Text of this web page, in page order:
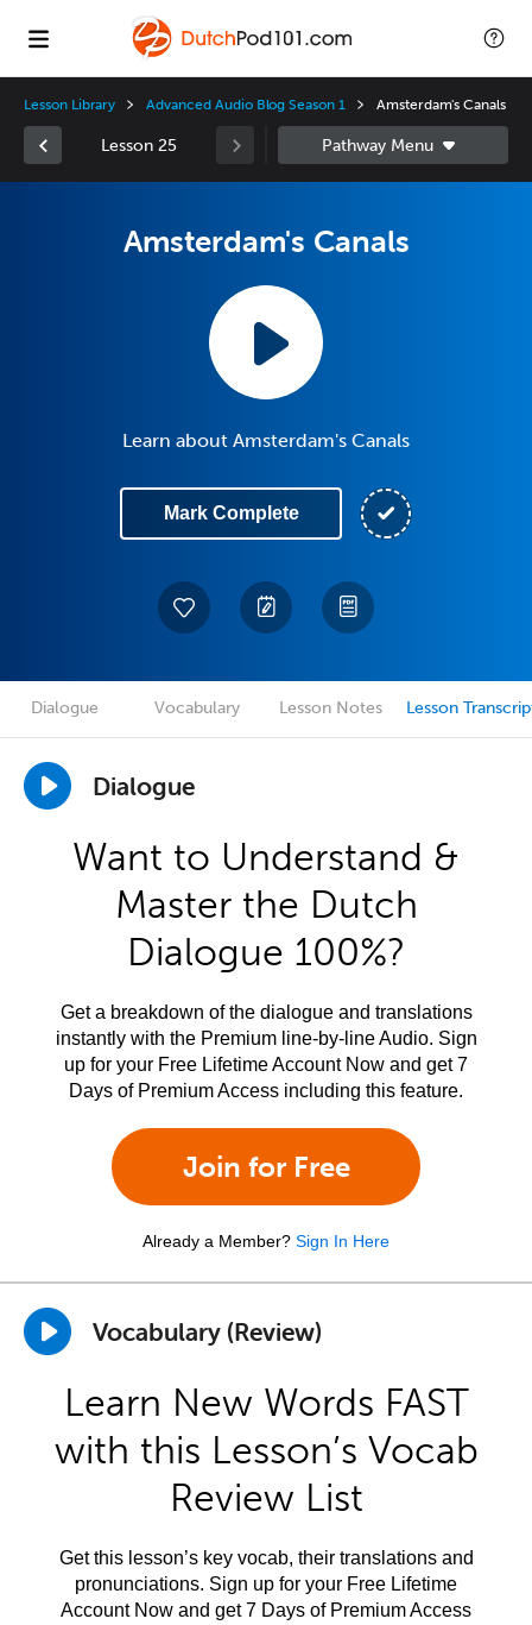
Lesson Library Advanced Audio Blog Season 1 Amsterdam's Canals
Lesson 25
Amsterdam's Canals
Learn about Amsterdam's Canals
Mark Complete
Dialogue Vocabulary Lesson Notes Lesson
Dialogue
Want to Understand &
Master the Dutch
Dialogue 100%?
Get a breakdown of the dialogue and translations
instantly with the Premium line-by-line Audio. Sign
up for your Free Lifetime Account Now and get 7
Days of Premium Access including this feature.
Join for Free
Already a Member? Sign In Here
Vocabulary (Review)
Learn New Words FAST
with this Lesson’s Vocab
Review List
Get this lesson’s key vocab, their translations and
pronunciations. Sign up for your Free Lifetime
Account Now and get 7 Days of Premium Access